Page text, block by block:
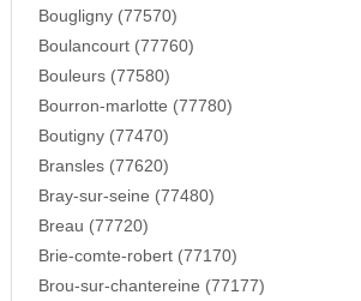
Bougligny (77570)
Boulancourt (77760)
Bouleurs (77580)
Bourron-marlotte (77780)
Boutigny (77470)
Bransles (77620)
Bray-sur-seine (77480)
Breau (77720)
Brie-comte-robert (77170)
Brou-sur-chantereine (77177)